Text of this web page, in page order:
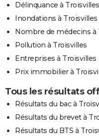
Délinquance à Troisvilles
Inondations à Troisvilles
Nombre de médecins à
Pollution à Troisvilles
Entreprises à Troisvilles
Prix immobilier à
Tous les résultats
Résultats du bac à
Résultats du brevet à
Résultats du BTS à